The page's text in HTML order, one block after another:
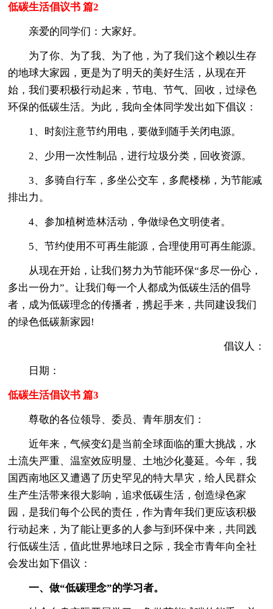
低碳生活倡议书 篇2
亲爱的同学们：大家好。
为了你、为了我、为了他，为了我们这个赖以生存
的地球大家园，更是为了明天的美好生活，从现在开
始，我们要积极行动起来，节电、节气、回收，过绿色
环保的低碳生活。为此，我向全体同学发出如下倡议：
1、时刻注意节约用电，要做到随手关闭电源。
2、少用一次性制品，进行垃圾分类，回收资源。
3、多骑自行车，多坐公交车，多爬楼梯，为节能减
排出力。
4、参加植树造林活动，争做绿色文明使者。
5、节约使用不可再生能源，合理使用可再生能源。
从现在开始，让我们努力为节能环保“多尽一份心，
多出一份力”。让我们每一个人都成为低碳生活的倡导
者，成为低碳理念的传播者，携起手来，共同建设我们
的绿色低碳新家园!
倡议人：
日期：
低碳生活倡议书 篇3
尊敬的各位领导、委员、青年朋友们：
近年来，气候变幻是当前全球面临的重大挑战，水
土流失严重、温室效应明显、土地沙化蔓延。今年，我
国西南地区又遭遇了历史罕见的特大旱灾，给人民群众
生产生活带来很大影响，追求低碳生活，创造绿色家
园，是我们每个公民的责任，作为青年我们更应该积极
行动起来，为了能让更多的人参与到环保中来，共同践
行低碳生活，值此世界地球日之际，我全市青年向全社
会发出如下倡议：
一、做“低碳理念”的学习者。